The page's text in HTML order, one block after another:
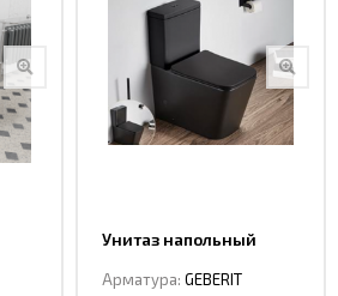
Унитаз напольный
Арматура: GEBERIT